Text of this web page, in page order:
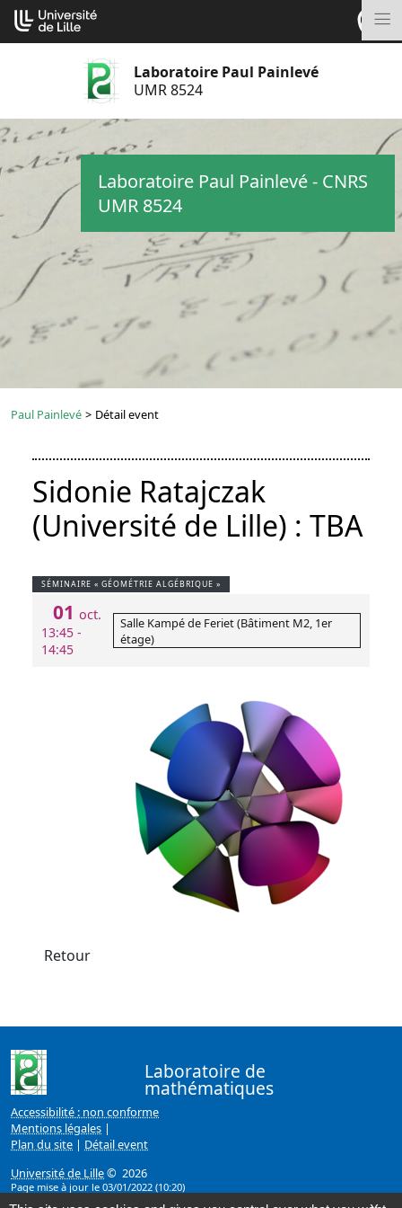
Aller
au
contenu
Laboratoire Paul Painlevé
UMR 8524
Laboratoire Paul Painlevé - CNRS
UMR 8524
Paul Painlevé > Détail event
Sidonie Ratajczak
(Université de Lille) : TBA
SÉMINAIRE « GÉOMÉTRIE ALGÉBRIQUE »
01 oct.
13:45 -
14:45
Salle Kampé de Feriet (Bâtiment M2, 1er
étage)
Retour
Laboratoire de
mathématiques
Accessibilité : non conforme
Mentions légales |
Plan du site | Détail event
Université de Lille© 2026
Page mise à jour le 03/01/2022 (10:20)
Cookies management panel